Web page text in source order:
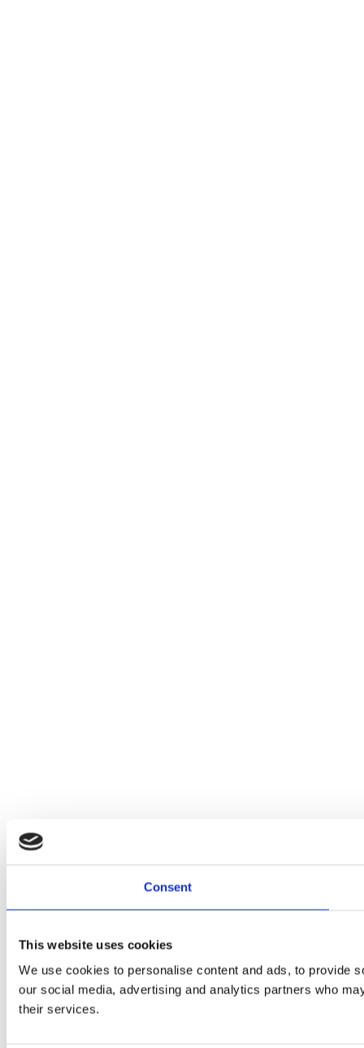
Consent
This website uses cookies
We use cookies to personalise content and ads, to provide
our social media, advertising and analytics partners who
their services.